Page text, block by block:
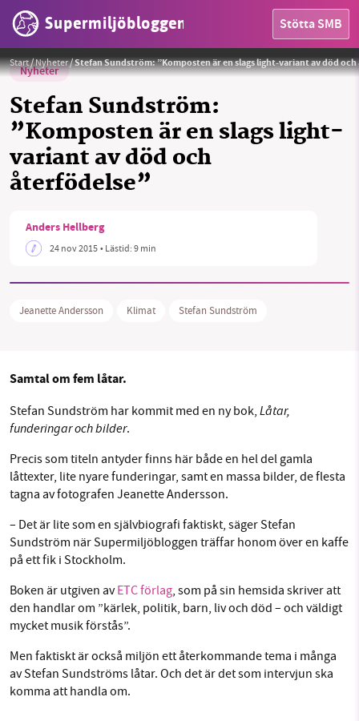
Supermiljöbloggen Stötta SMB
MILJÖFAKTA
Sök Sparade inlägg Tipsa oss
Facebook Instagram BlueSky
Start/Nyheter/Stefan Sundström: ”Komposten är en slags light-variant av död
Nyheter
Stefan Sundström:
”Komposten är en slags light-
variant av död och
återfödelse”
Foto: Jeanette Andersson
Anders Hellberg
24 nov 2015• Lästid:9 min
Jeanette Andersson Klimat Stefan Sundström
Samtal om fem låtar.
Stefan Sundström har kommit med en ny bok, Låtar,
funderingar och bilder.
Precis som titeln antyder finns här både en hel del gamla
låttexter, lite nyare funderingar, samt en massa bilder, de flesta
tagna av fotografen Jeanette Andersson.
– Det är lite som en självbiografi faktiskt, säger Stefan
Sundström när Supermiljöbloggen träffar honom över en kaffe
på ett fik i Stockholm.
Boken är utgiven avETC förlag, som på sin hemsida skriver att
den handlar om ”kärlek, politik, barn, liv och död – och väldigt
mycket musik förstås”.
Men faktiskt är också miljön ett återkommande tema i många
av Stefan Sundströms låtar. Och det är det som intervjun ska
komma att handla om.
SMB kämpar för en hållbar framtid. Sedan
miljödebatten framåt genom
nyhetsbevakning och granskningar. Nu vill vi
utveckla vårt arbete – och vi hoppas att du
vill hjälpa oss.
Stötta vårt arbete genom att swisha en slant till
1231368703